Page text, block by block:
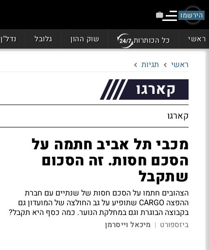
הירשמו
ראשי כל הכותרות שוק ההון גלובל נדל"ן
ראשי תגיות
קארגו
קארגו
מכבי תל אביב חתמה על
הסכם חסות. זה הסכום
שתקבל
הצהובים חתמו על הסכם חסות של שנתיים עם חברת
ההפצה CARGO שתופיע על גב החולצה של המועדון גם
בקבוצה הבוגרת וגם במחלקת הנוער. כמה כסף היא תקבל?
ביזספורט | מיכאל וייסרמן